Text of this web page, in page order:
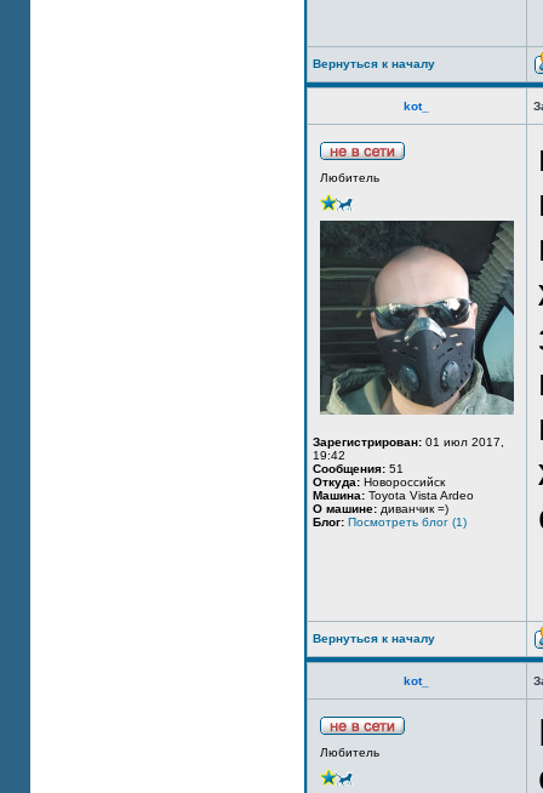
Вернуться к началу
kot_
Любитель
Зарегистрирован: 01 июл 2017,
19:42
Сообщения: 51
Откуда: Новороссийск
Машина: Toyota Vista Ardeo
О машине: диванчик =)
Блог: Посмотреть блог (1)
Вернуться к началу
kot_
Любитель